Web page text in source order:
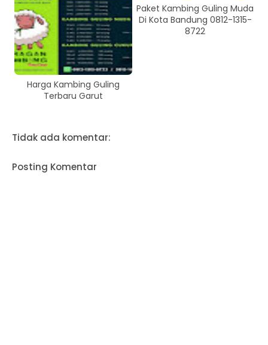
Harga Kambing Guling
Terbaru Garut
Paket Kambing Guling Muda
Di Kota Bandung 0812-1315-
8722
Tidak ada komentar:
Posting Komentar